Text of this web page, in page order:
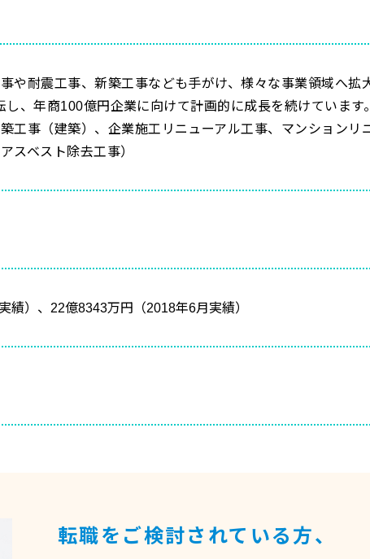
や耐震工事、新築工事なども手がけ、様々な事業領域へ拡
、年商100億円企業に向けて計画的に成長を続けています。
工事（建築）、企業施工リニューアル工事、マンションリ
スベスト除去工事）
績）、22億8343万円（2018年6月実績）
転職をご検討されている方、